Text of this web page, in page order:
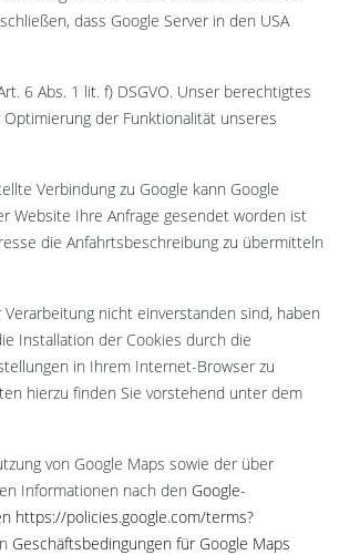
dass Google Server in den USA
6 Abs. 1 lit. f) DSGVO. Unser berechtigtes
der Funktionalität unseres
Verbindung zu Google kann Google
Website Ihre Anfrage gesendet worden ist
die Anfahrtsbeschreibung zu übermitteln
nicht einverstanden sind, haben
Installation der Cookies durch die
in Ihrem Internet-Browser zu
hierzu finden Sie vorstehend unter dem
von Google Maps sowie der über
Informationen nach den Google-
https://policies.google.com/terms?
Geschäftsbedingungen für Google Maps